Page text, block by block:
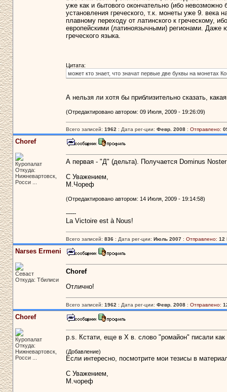
уже как и бытового окончательно (ибо
установления греческого, т.к. монеты уже 9. века
плавному переходу от латинского к греческому,
европейскими (латиноязычными) регионами.
греческого языка.
Цитата:
может кто знает, что значат первые две буквы на монетах
А нельзя ли хотя бы приблизительно сказать,
(Отредактировано автором: 09 Июля, 2009 - 19:26:09)
Всего записей: 1962 : Дата рег-ции: Февр. 2008: Отправлено:
Choref
Куропалат
Откуда:
Нижневартовск,
Росси ...
А первая - "Д" (дельта). Получается Dominus
С Уважением,
М.Чореф
(Отредактировано автором: 14 Июля, 2009 - 19:14:58)
-----
La Victoire est à Nous!
Всего записей: 836: Дата рег-ции: Июль 2007: Отправлено: 12
Narses Ermeni
Севаст
Откуда: Тбилиси
Choref
Отлично!
Всего записей: 1962 : Дата рег-ции: Февр. 2008: Отправлено:
Choref
Куропалат
Откуда:
Нижневартовск,
Росси ...
p.s. Кстати, еще в X в. слово "ромайон" писали как
(Добавление)
Если интересно, посмотрите мои тезисы в
С Уважением,
М.чореф